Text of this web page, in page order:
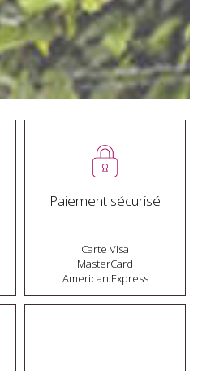
Paiement sécurisé
Carte Visa
MasterCard
American Express